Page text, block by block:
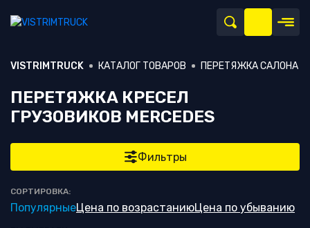
VISTRIMTRUCK КАТАЛОГ ТОВАРОВ ПЕРЕТЯЖКА САЛОНА
ПЕРЕТЯЖКА КРЕСЕЛ
ГРУЗОВИКОВ MERCEDES
Фильтры
СОРТИРОВКА:
ПопулярныеЦена по возрастаниюЦена по убыванию